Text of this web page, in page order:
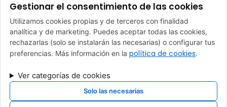
¿Hablamos?
ventas@belart-amenities.com
(+34) 93 753 80 76
Lun - Vie: 9h a 14h- 15h a 18h
Gestionar el consentimiento de las cookies
Utilizamos cookies propias y de terceros con finalidad
analítica y de marketing. Puedes aceptar todas las cookies,
rechazarlas (solo se instalarán las necesarias) o configurar tus
preferencias. Más información en la política de cookies.
Ver categorías de cookies
Solo las necesarias